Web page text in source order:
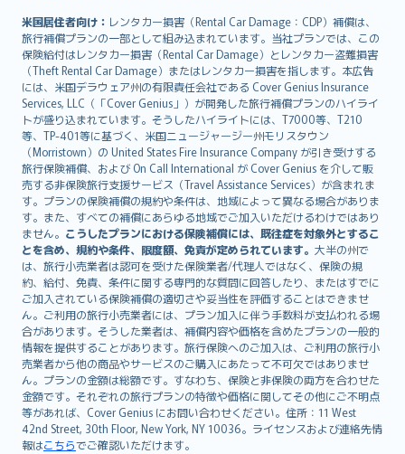
米国居住者向け： レンタカー損害（Rental Car Damage：CDP）補償は、
旅行補償プランの一部として組み込まれています。当社プランでは、この
保険給付はレンタカー損害（Rental Car Damage）とレンタカー盗難損害
（Theft Rental Car Damage）またはレンタカー損害を指します。本広告
には、米国デラウェア州の有限責任会社である Cover Genius Insurance
Services, LLC（「Cover Genius」）が開発した旅行補償プランのハイライ
トが盛り込まれています。そうしたハイライトには、T7000等、T210
等、TP-401等に基づく、米国ニュージャージー州モリスタウン
（Morristown）の United States Fire Insurance Company が引き受けする
旅行保険補償、および On Call International が Cover Genius を介して販
売する非保険旅行支援サービス（Travel Assistance Services）が含まれま
す。プランの保険補償の規約や条件は、地域によって異なる場合がありま
す。また、すべての補償にあらゆる地域でご加入いただけるわけではあり
ません。 こうしたプランにおける保険補償には、既往症を対象外とするこ
とを含め、規約や条件、限度額、免責が定められています。 大半の州で
は、旅行小売業者は認可を受けた保険業者/代理人ではなく、保険の規
約、給付、免責、条件に関する専門的な質問に回答したり、またはすでに
ご加入されている保険補償の適切さや妥当性を評価することはできませ
ん。ご利用の旅行小売業者には、プラン加入に伴う手数料が支払われる場
合があります。そうした業者は、補償内容や価格を含めたプランの一般的
情報を提供することがあります。旅行保険へのご加入は、ご利用の旅行小
売業者から他の商品やサービスのご購入にあたって不可欠ではありませ
ん。プランの金額は総額です。すなわち、保険と非保険の両方を合わせた
金額です。それぞれの旅行プランの特徴や価格に関してその他にご不明点
等があれば、Cover Genius にお問い合わせください。住所：11 West
42nd Street, 30th Floor, New York, NY 10036。ライセンスおよび連絡先情
報はこちらでご確認いただけます。